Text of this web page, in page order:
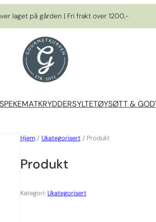
laget på gården | Fri frakt over 1200,-
SPEKEMATKRYDDERSYLTETØYSØTT &
Hjem/ Ukategorisert/ Produkt
Produkt
Kategori: Ukategorisert